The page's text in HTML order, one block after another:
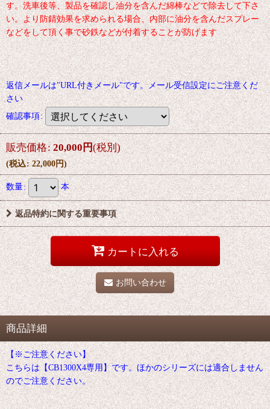
す。洗車後等、製品を確認し油分を含んだ綿棒などで除去して下さ
い。より防錆効果を求められる場合、内部に油分を含んだスプレー
などをして頂く事で砂鉄などが付着することが防げます
返信メールは"URL付きメール"です。メール受信設定にご注意くだ
さい
確認事項:
販売価格: 20,000円(税別)
(税込: 22,000円)
数量: 本
返品特約に関する重要事項
カートに入れる
お問い合わせ
商品詳細
【※ご注意ください】
こちらは【CB1300X4専用】です。ほかのシリーズには適合しません
のでご注意ください。